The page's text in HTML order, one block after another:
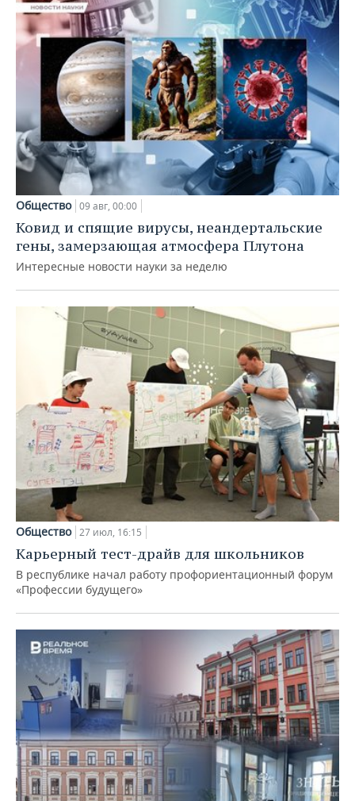
Общество 09 авг, 00:00
Ковид и спящие вирусы, неандертальские
гены, замерзающая атмосфера Плутона
Интересные новости науки за неделю
Общество 27 июл, 16:15
Карьерный тест-драйв для школьников
В республике начал работу профориентационный форум
«Профессии будущего»